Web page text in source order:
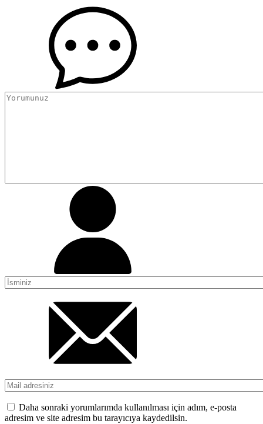
Daha sonraki yorumlarımda kullanılması için adım, e-posta
adresim ve site adresim bu tarayıcıya kaydedilsin.